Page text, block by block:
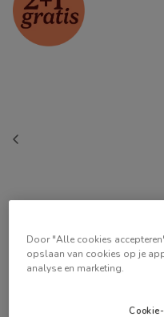
Door "Alle cookies
opslaan van cookies op je
analyse en marketing.